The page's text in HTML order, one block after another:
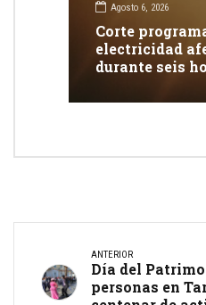
Agosto 6, 2026
Corte
electricidad
durante seis
ANTERIOR
Día del
personas en